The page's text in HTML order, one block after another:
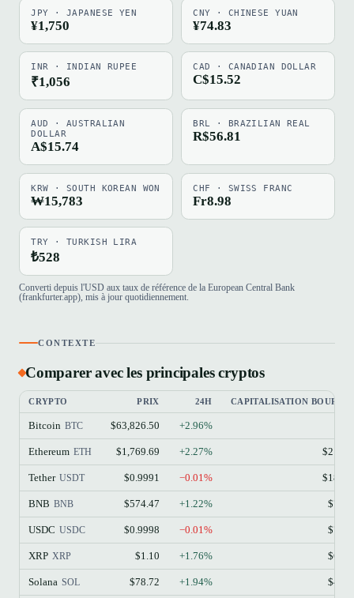
JPY · JAPANESE YEN
¥1,750
CNY · CHINESE YUAN
¥74.83
INR · INDIAN RUPEE
₹1,056
CAD · CANADIAN DOLLAR
C$15.52
AUD · AUSTRALIAN
DOLLAR
A$15.74
BRL · BRAZILIAN REAL
R$56.81
KRW · SOUTH KOREAN WON
₩15,783
CHF · SWISS FRANC
Fr8.98
TRY · TURKISH LIRA
₺528
Converti depuis l'USD aux taux de référence de la European Central Bank
(frankfurter.app), mis à jour quotidiennement.
CONTEXTE
Comparer avec les principales cryptos
CRYPTO PRIX 24H CAPITALISATION
Bitcoin BTC $63,826.50 +2.96%
Ethereum ETH $1,769.69 +2.27%
Tether USDT $0.9991 −0.01%
BNB BNB $574.47 +1.22%
USDC USDC $0.9998 −0.01%
XRP XRP $1.10 +1.76%
Solana SOL $78.72 +1.94%